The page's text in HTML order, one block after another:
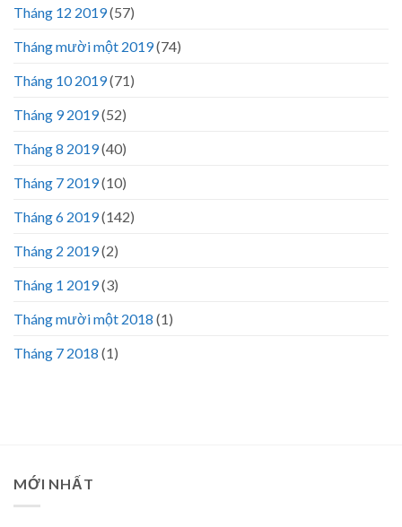
Tháng 12 2019(57)
Tháng mười một 2019(74)
Tháng 10 2019(71)
Tháng 9 2019(52)
Tháng 8 2019(40)
Tháng 7 2019(10)
Tháng 6 2019(142)
Tháng 2 2019(2)
Tháng 1 2019(3)
Tháng mười một 2018 (1)
Tháng 7 2018 (1)
MỚI NHẤT